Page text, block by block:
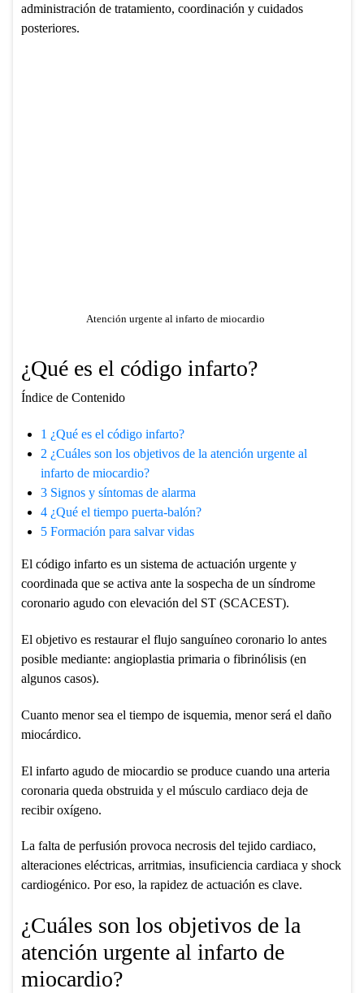
administración de tratamiento, coordinación y cuidados
posteriores.
Atención urgente al infarto de miocardio
¿Qué es el código infarto?
Índice de Contenido
1 ¿Qué es el código infarto?
2 ¿Cuáles son los objetivos de la atención urgente al
infarto de miocardio?
3Signos y síntomas de alarma
4¿Qué el tiempo puerta-balón?
5Formación para salvar vidas
El código infarto es un sistema de actuación urgente y
coordinada que se activa ante la sospecha de un síndrome
coronario agudo con elevación del ST (SCACEST).
El objetivo es restaurar el flujo sanguíneo coronario lo antes
posible mediante: angioplastia primaria o fibrinólisis (en
algunos casos).
Cuanto menor sea el tiempo de isquemia, menor será el daño
miocárdico.
El infarto agudo de miocardio se produce cuando una arteria
coronaria queda obstruida y el músculo cardiaco deja de
recibir oxígeno.
La falta de perfusión provoca necrosis del tejido cardiaco,
alteraciones eléctricas, arritmias, insuficiencia cardiaca y shock
cardiogénico. Por eso, la rapidez de actuación es clave.
¿Cuáles son los objetivos de la
atención urgente al infarto de
miocardio?